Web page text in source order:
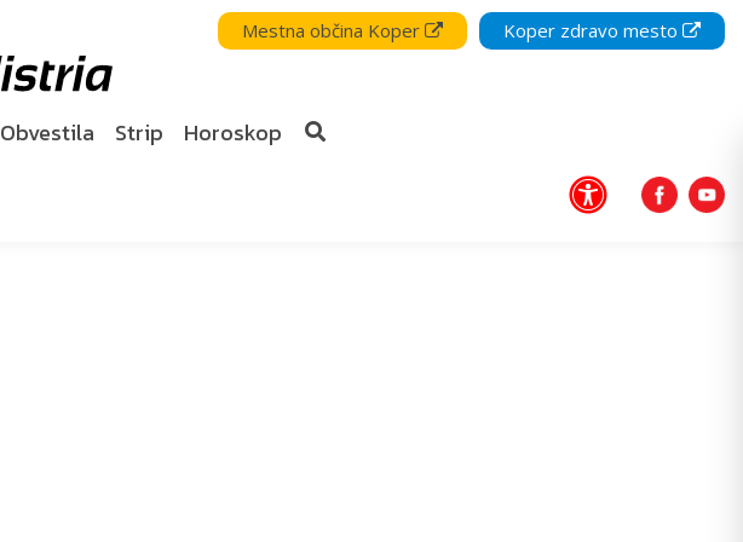
Mestna občina Koper Koper zdravo mesto
Obvestila Strip Horoskop